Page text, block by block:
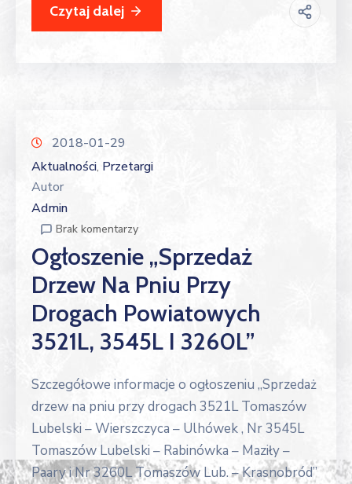
Czytaj dalej
2018-01-29
Aktualności‚ Przetargi
Autor
Admin
Brak komentarzy
Ogłoszenie „Sprzedaż
Drzew Na Pniu Przy
Drogach Powiatowych
3521L, 3545L I 3260L”
Szczegółowe informacje o ogłoszeniu „Sprzedaż
drzew na pniu przy drogach 3521L Tomaszów
Lubelski – Wierszczyca – Ulhówek , Nr 3545L
Tomaszów Lubelski – Rabinówka – Maziły –
Paary i Nr 3260L Tomaszów Lub. – Krasnobród”